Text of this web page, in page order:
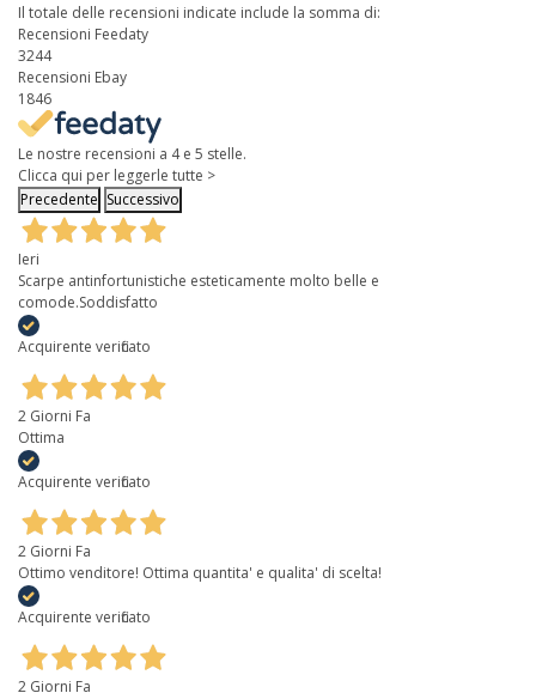
Il totale delle recensioni indicate include la somma di:
Recensioni Feedaty
3244
Recensioni Ebay
1846
Le nostre recensioni a 4 e 5 stelle.
Clicca qui per leggerle tutte >
Precedente Successivo
Ieri
Scarpe antinfortunistiche esteticamente molto belle e
comode.Soddisfatto
Acquirente verificato
2 Giorni Fa
Ottima
Acquirente verificato
2 Giorni Fa
Ottimo venditore! Ottima quantita' e qualita' di scelta!
Acquirente verificato
2 Giorni Fa